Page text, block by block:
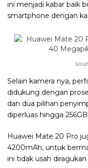
ini menjadi kabar baik
smartphone dengan
Selain kamera nya,
didukung dengan
dan dua pilihan
diperluas hingga 256GB.
Huawei Mate 20 Pro
4200mAh, untuk
ini tidak usah